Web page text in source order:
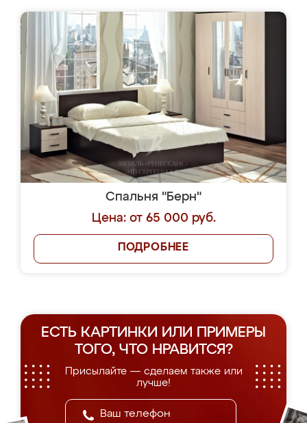
Спальня "Берн"
Цена: от 65 000 руб.
ПОДРОБНЕЕ
ЕСТЬ КАРТИНКИ ИЛИ ПРИМЕРЫ
ТОГО, ЧТО НРАВИТСЯ?
Присылайте — сделаем также или
лучше!